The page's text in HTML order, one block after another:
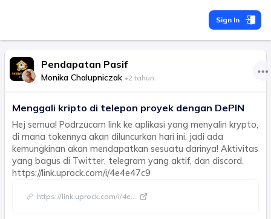
Sign In
Pendapatan Pasif
Monika Chalupniczak •2 tahun
Menggali kripto di telepon proyek dengan DePIN
Hej semua! Podrzucam link ke aplikasi yang menyalin krypto,
di mana tokennya akan diluncurkan hari ini, jadi ada
kemungkinan akan mendapatkan sesuatu darinya! Aktivitas
yang bagus di Twitter, telegram yang aktif, dan discord.
https://link.uprock.com/i/4e4e47c9
https://link.uprock.com/i/4e...